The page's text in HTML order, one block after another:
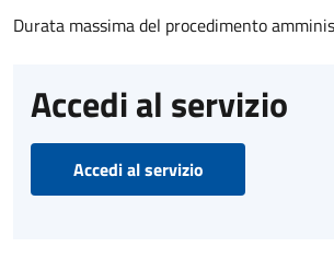
Durata massima del procedimento
Accedi al servizio
Accedi al servizio